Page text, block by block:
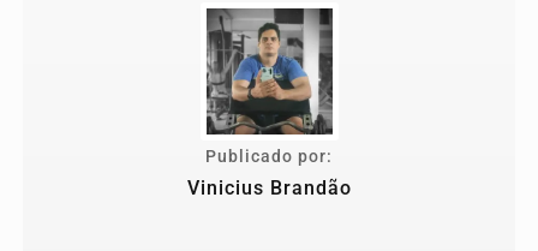
Publicado por:
Vinicius Brandão